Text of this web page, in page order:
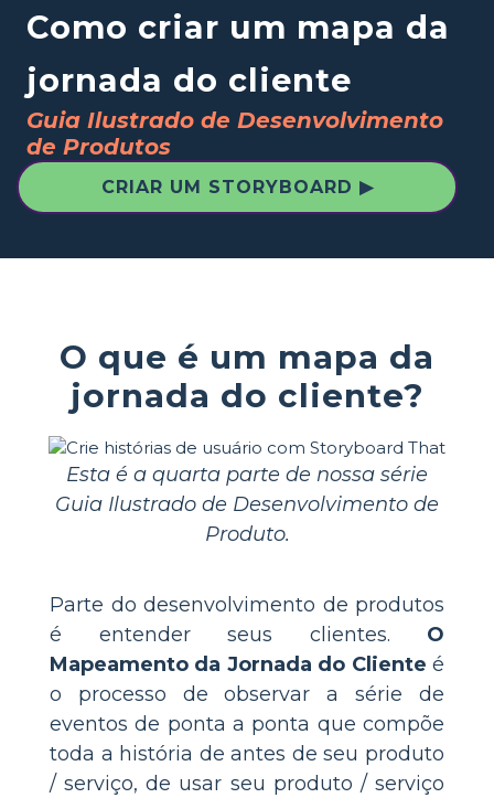
Como criar um mapa da
jornada do cliente
Guia Ilustrado de Desenvolvimento
de Produtos
CRIAR UM STORYBOARD ▶
O que é um mapa da
jornada do cliente?
Esta é a quarta parte de nossa série
Guia Ilustrado de Desenvolvimento de
Produto.
Parte do desenvolvimento de produtos
é entender seus clientes. O
Mapeamento da Jornada do Cliente é
o processo de observar a série de
eventos de ponta a ponta que compõe
toda a história de antes de seu produto
/ serviço, de usar seu produto / serviço